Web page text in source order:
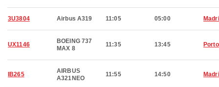
3U3804 Airbus A319 11:05 05:00
UX1146
BOEING 737
MAX 8
11:35 13:45 Porto
IB265
AIRBUS
A321NEO
11:55 14:50